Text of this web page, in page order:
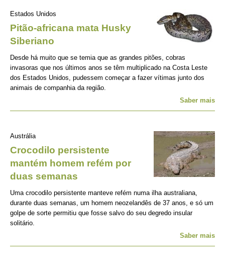
Estados Unidos
Pitão-africana mata Husky
Siberiano
Desde há muito que se temia que as grandes pitões, cobras
invasoras que nos últimos anos se têm multiplicado na Costa Leste
dos Estados Unidos, pudessem começar a fazer vítimas junto dos
animais de companhia da região.
Saber mais
Austrália
Crocodilo persistente
mantém homem refém por
duas semanas
Uma crocodilo persistente manteve refém numa ilha australiana,
durante duas semanas, um homem neozelandês de 37 anos, e só um
golpe de sorte permitiu que fosse salvo do seu degredo insular
solitário.
Saber mais